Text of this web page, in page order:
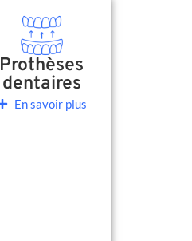
Prothèses
dentaires
En savoir plus